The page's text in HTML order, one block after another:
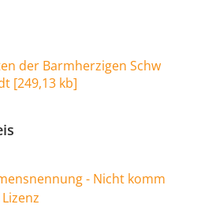
der Barmherzigen Schw
[249,13 kb]
- Nicht komm